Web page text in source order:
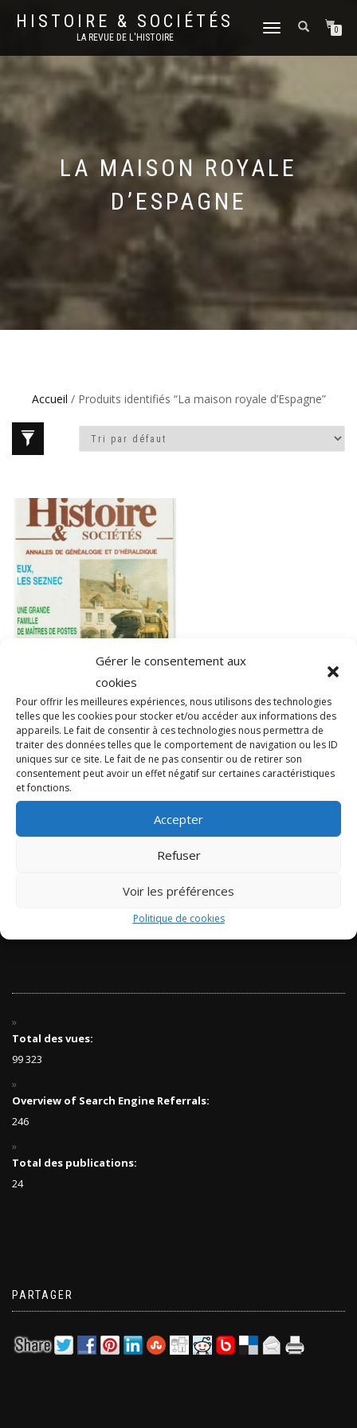
Gérer le consentement aux
cookies
Pour offrir les meilleures expériences, nous utilisons des technologies
telles que les cookies pour stocker et/ou accéder aux informations des
appareils. Le fait de consentir à ces technologies nous permettra de
traiter des données telles que le comportement de navigation ou les ID
uniques sur ce site. Le fait de ne pas consentir ou de retirer son
consentement peut avoir un effet négatif sur certaines caractéristiques
et fonctions.
Accepter
Refuser
Voir les préférences
Politique de cookies
HISTOIRE & SOCIÉTÉS
LA REVUE DE L'HISTOIRE
DÉPLIER
NAVIGATION
0
LA MAISON ROYALE
D’ESPAGNE
Accueil / Produits identifiés “La maison royale d’Espagne”
HISTOIRE & SOCIÉTÉS N°
048 – VERSION NUMÉRIQUE
5,00
Total des vues:
99 323
Overview of Search Engine Referrals:
246
Total des publications:
24
PARTAGER